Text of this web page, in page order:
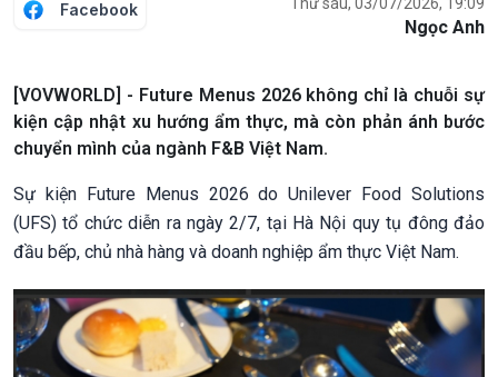
Facebook
Ngọc Anh
[VOVWORLD] - Future Menus 2026 không chỉ là chuỗi sự
kiện cập nhật xu hướng ẩm thực, mà còn phản ánh bước
chuyển mình của ngành F&B Việt Nam.
Sự kiện Future Menus 2026 do Unilever Food Solutions
(UFS) tổ chức diễn ra ngày 2/7, tại Hà Nội quy tụ đông đảo
đầu bếp, chủ nhà hàng và doanh nghiệp ẩm thực Việt Nam.